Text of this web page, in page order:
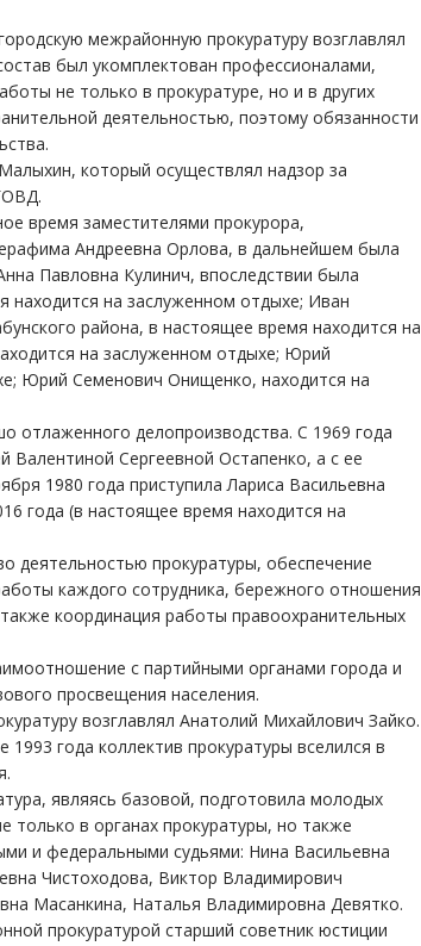
межрайонную прокуратуру возглавлял
был укомплектован профессионалами,
не только в прокуратуре, но и в других
деятельностью, поэтому обязанности
который осуществлял надзор за
время заместителями прокурора,
Андреевна Орлова, в дальнейшем была
Павловна Кулинич, впоследствии была
находится на заслуженном отдыхе; Иван
района, в настоящее время находится на
на заслуженном отдыхе; Юрий
Юрий Семенович Онищенко, находится на
отлаженного делопроизводства. С 1969 года
Валентиной Сергеевной Остапенко, а с ее
1980 года приступила Лариса Васильевна
года (в настоящее время находится на
деятельностью прокуратуры, обеспечение
каждого сотрудника, бережного отношения
координация работы правоохранительных
с партийными органами города и
просвещения населения.
возглавлял Анатолий Михайлович Зайко.
года коллектив прокуратуры вселился в
являясь базовой, подготовила молодых
в органах прокуратуры, но также
и федеральными судьями: Нина Васильевна
Чистоходова, Виктор Владимирович
Масанкина, Наталья Владимировна Девятко.
прокуратурой старший советник юстиции